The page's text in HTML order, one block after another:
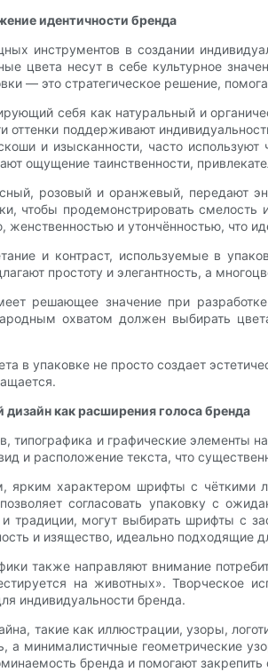
идентичности бренда
инструментов в создании
цвета несут в себе культурное
— это стратегическое решение,
себя как натуральный и
оттенки поддерживают
и изысканности, часто
ощущение таинственности,
розовый и оранжевый, передают
чтобы продемонстрировать
женственностью и утончённостью, что
и контраст, используемые в
простоту и элегантность, а
решающее значение при
охватом должен выбирать
в упаковке не просто создает
как расширения голоса бренда
типографика и графические элементы
и расположение текста, что
характером шрифты с чёткими
согласовать упаковку с
и традиции, могут выбирать шрифты с
и изящество, идеально подходящие
также направляют внимание
на животных». Творческое
индивидуальности бренда.
такие как иллюстрации, узоры,
а минималистичные геометрические
бренда и помогают